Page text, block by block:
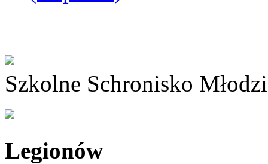
Szkolne Schronisko
Legionów